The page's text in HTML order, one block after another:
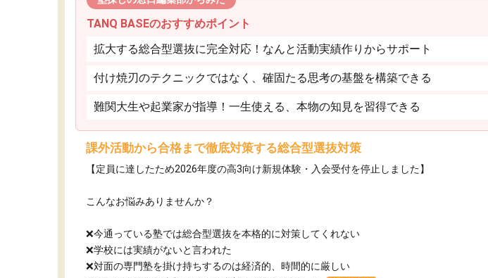
TANQ BASEのおすすめポイント
拡大する総合型選抜に完全対応！なんと活動実績作りからサポート
付け焼刃のテクニックではなく、確固たる思考の基盤を構築できる
難関大生や起業家が指導！一生使える、本物の知見を習得できる
課外活動から合格まで徹底対策する総合型選抜対策
【定員に達したため2026年度の高3向け新規体験・入会受付を停止しました】
こんなお悩みありませんか？
❌今通っている塾では総合型選抜を本格的に対策してくれない
❌学校には実績がないと言われた
❌対面の専門塾を掛け持ちするのは経済的、時間的に厳しい